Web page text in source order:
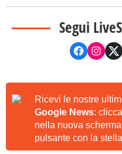
Segui
Ricevi le nostre
Google News:
nella nuova
pulsante con la